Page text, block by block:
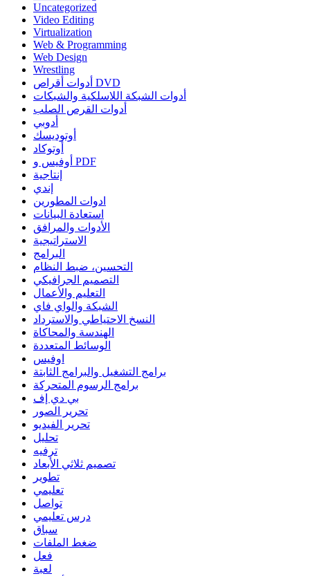
Uncategorized
Video Editing
Virtualization
Web & Programming
Web Design
Wrestling
أدوات أقراص DVD
أدوات الشبكة اللاسلكية والشبكات
أدوات القرص الصلب
أدوبي
أوتوديسك
أوتوكاد
أوفيس و PDF
إنتاجية
إندي
ادوات المطورين
استعادة البيانات
الأدوات والمرافق
الاستراتيجية
البرامج
التحسين، ضبط النظام
التصميم الجرافيكي
التعليم والأعمال
الشبكة والواي فاي
النسخ الاحتياطي والاسترداد
الهندسة والمحاكاة
الوسائط المتعددة
اوفيس
برامج التشغيل والبرامج الثابتة
برامج الرسوم المتحركة
بي دي إف
تحرير الصور
تحرير الفيديو
تحليل
ترفيه
تصميم ثلاثي الأبعاد
تطوير
تعليمي
تواصل
درس تعليمي
سباق
ضغط الملفات
فعل
لعبة